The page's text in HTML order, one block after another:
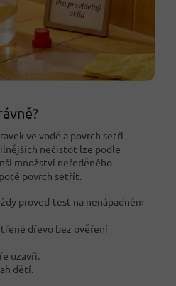
ve vodě a povrch setři
nečistot lze podle
množství neředěného
povrch setřít.
proveď test na nenápadném
dřevo bez ověření
uzavři.
dětí.